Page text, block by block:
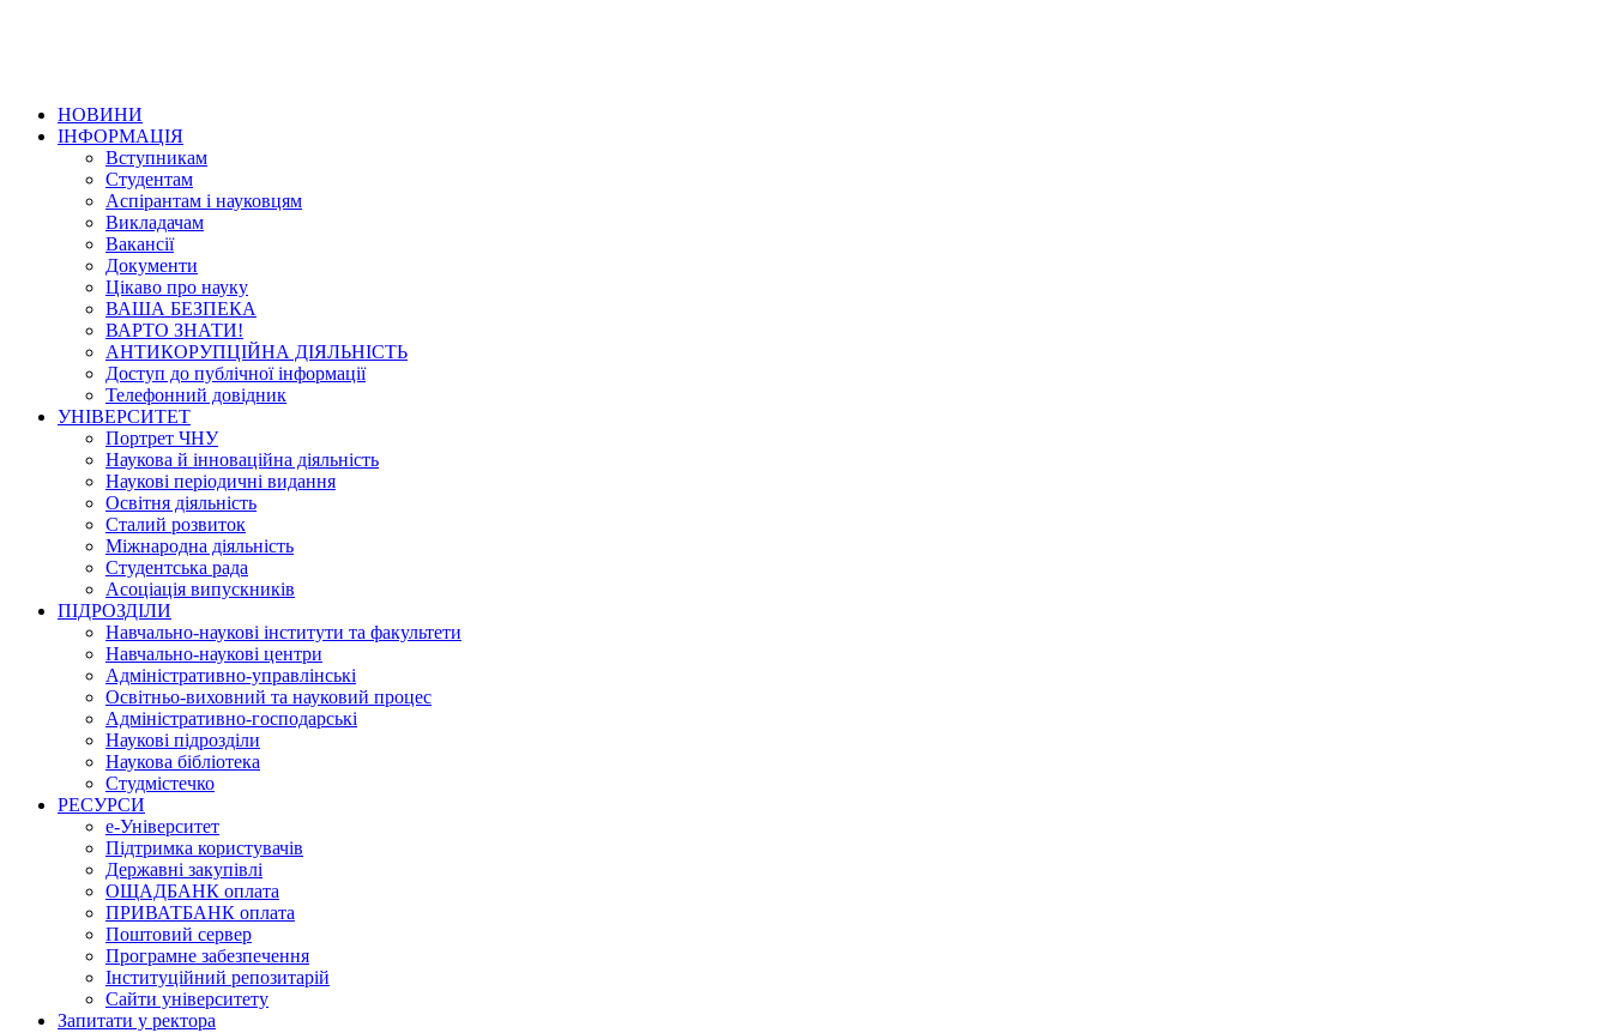
НОВИНИ
ІНФОРМАЦІЯ
Вступникам
Студентам
Аспірантам і науковцям
Викладачам
Вакансії
Документи
Цікаво про науку
ВАША БЕЗПЕКА
ВАРТО ЗНАТИ!
АНТИКОРУПЦІЙНА ДІЯЛЬНІСТЬ
Доступ до публічної інформації
Телефонний довідник
УНІВЕРСИТЕТ
Портрет ЧНУ
Наукова й інноваційна діяльність
Наукові періодичні видання
Освітня діяльність
Сталий розвиток
Міжнародна діяльність
Студентська рада
Асоціація випускників
ПІДРОЗДІЛИ
Навчально-наукові інститути та факультети
Навчально-наукові центри
Адміністративно-управлінські
Освітньо-виховний та науковий процес
Адміністративно-господарські
Наукові підрозділи
Наукова бібліотека
Студмістечко
РЕСУРСИ
е-Університет
Підтримка користувачів
Державні закупівлі
ОЩАДБАНК оплата
ПРИВАТБАНК оплата
Поштовий сервер
Програмне забезпечення
Інституційний репозитарій
Сайти університету
Запитати у ректора